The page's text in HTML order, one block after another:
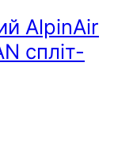
AlpinAir
спліт-